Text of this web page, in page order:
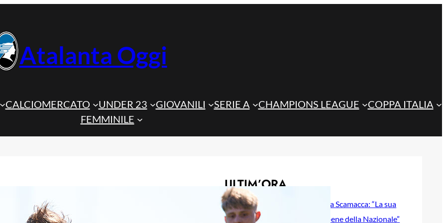
Atalanta Oggi
CALCIOMERCATO UNDER 23 GIOVANILI SERIE A CHAMPIONS LEAGUE
COPPA ITALIA
FEMMINILE
ULTIM’ORA
Inzaghi incorona Scamacca: “La sua
stagione per il bene della Nazionale”